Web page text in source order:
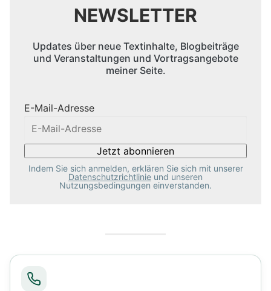
NEWSLETTER
Updates über neue Textinhalte, Blogbeiträge
und Veranstaltungen und Vortragsangebote
meiner Seite.
E-Mail-Adresse
Indem Sie sich anmelden, erklären Sie sich mit unserer
Datenschutzrichtlinie und unseren
Nutzungsbedingungen einverstanden.